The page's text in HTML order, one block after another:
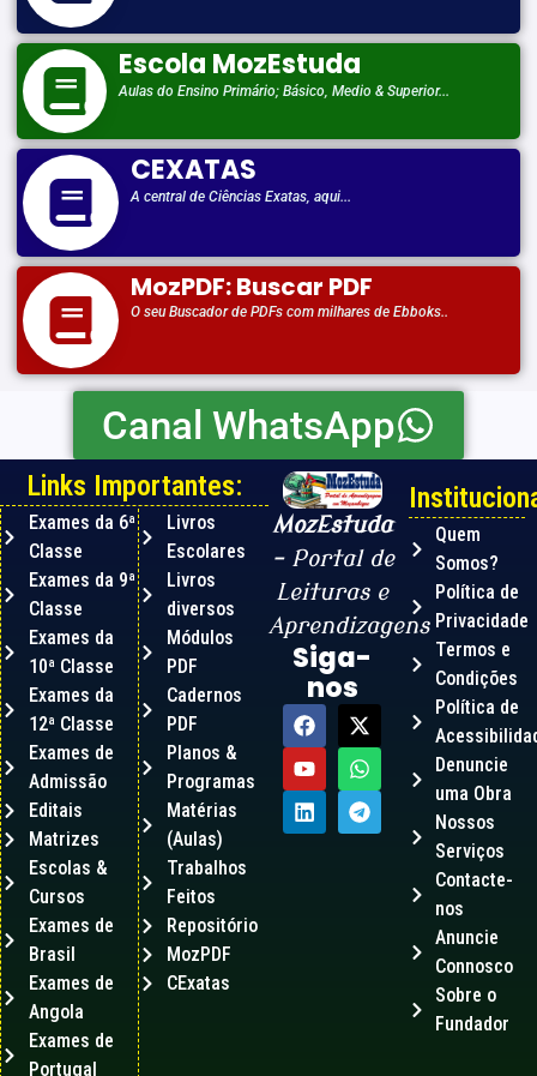
Escola MozEstuda
Aulas do Ensino Primário; Básico, Medio & Superior...
CEXATAS
A central de Ciências Exatas, aqui...
MozPDF: Buscar PDF
O seu Buscador de PDFs com milhares de Ebboks..
Canal WhatsApp
MozEstuda
– Portal de
Leituras e
Aprendizagens
Siga-
nos
Quem
Somos?
Política de
Privacidade
Termos e
Condições
Política de
Denuncie
uma Obra
Nossos
Serviços
Contacte-
nos
Anuncie
Connosco
Sobre o
Fundador
Links Importantes:
Exames da 6ª
Classe
Exames da 9ª
Classe
Exames da
10ª Classe
Exames da
12ª Classe
Exames de
Admissão
Editais
Matrizes
Escolas &
Cursos
Exames de
Brasil
Exames de
Angola
Exames de
Portugal
Livros
Escolares
Livros
diversos
Módulos
PDF
Cadernos
PDF
Planos &
Programas
Matérias
(Aulas)
Trabalhos
Feitos
Repositório
MozPDF
CExatas